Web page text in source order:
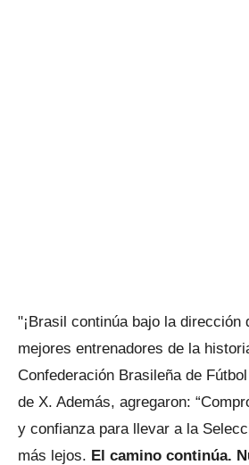
"¡Brasil continúa bajo la dirección
mejores entrenadores de la
Confederación Brasileña de
de X. Además, agregaron:
y confianza para llevar a la
más lejos. El camino continúa.